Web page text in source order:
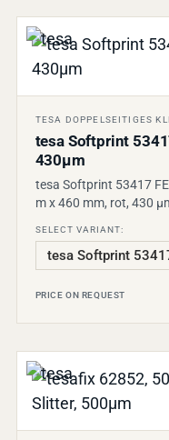
TESA DOPPELSEITIGES
tesa Softprint
430µm
tesa Softprint 53417
m x 460 mm, rot, 430
SELECT VARIANT:
PRICE ON REQUEST